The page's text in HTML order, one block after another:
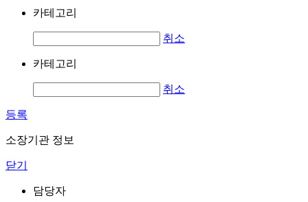
카테고리
취소
카테고리
취소
등록
소장기관 정보
닫기
담당자